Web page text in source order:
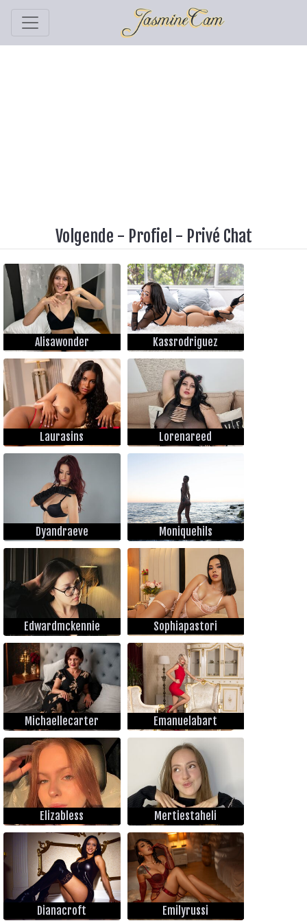
Volgende - Profiel - Privé Chat
Alisawonder Kassrodriguez
Laurasins Lorenareed
Dyandraeve Moniquehils
Edwardmckennie Sophiapastori
Michaellecarter Emanuelabart
Elizabless Mertiestaheli
Dianacroft Emilyrussi